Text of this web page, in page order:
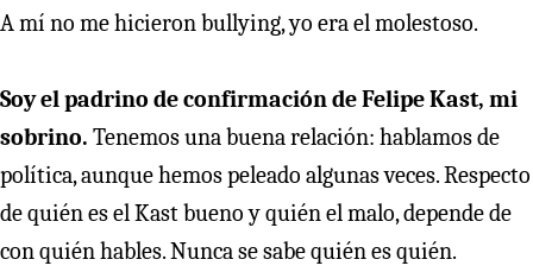
A mí no me hicieron bullying, yo era el molestoso.
Soy el padrino de confirmación de Felipe Kast, mi
sobrino. Tenemos una buena relación: hablamos de
política, aunque hemos peleado algunas veces. Respecto
de quién es el Kast bueno y quién el malo, depende de
con quién hables. Nunca se sabe quién es quién.